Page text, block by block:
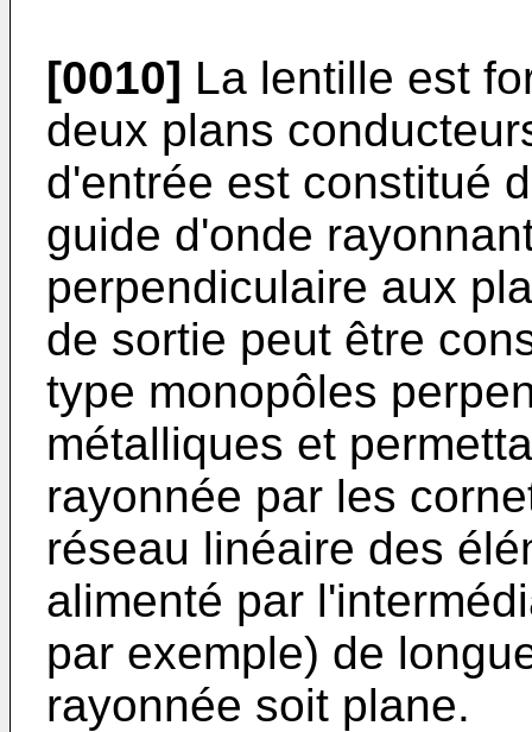
[0010] La lentille est
deux plans
d'entrée est constitué
guide d'onde
perpendiculaire aux
de sortie peut être
type monopôles
métalliques et
rayonnée par les
réseau linéaire des
alimenté par
par exemple) de
rayonnée soit plane.